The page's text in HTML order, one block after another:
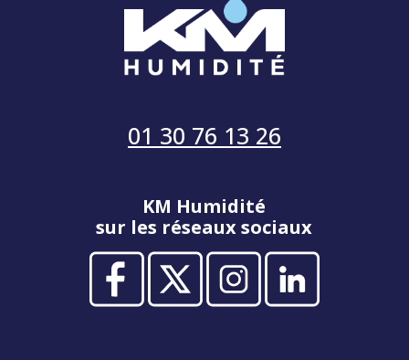
01 30 76 13 26
KM Humidité
sur les réseaux sociaux